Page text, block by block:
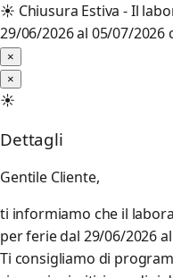
☀️ Chiusura Estiva - Il
29/06/2026 al 05/07/2026
×
×
☀️
Dettagli
Gentile Cliente,
ti informiamo che il
per ferie dal 29/06/2026
Ti consigliamo di